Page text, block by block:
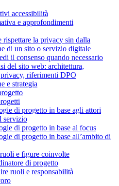
accessibilità
e approfondimenti
rispettare la privacy sin dalla
di un sito o servizio digitale
il consenso quando necessario
del sito web: architettura,
riferimenti DPO
e strategia
di progetto in base agli attori
servizio
di progetto in base al focus
di progetto in base all’ambito di
e figure coinvolte
di progetto
ruoli e responsabilità